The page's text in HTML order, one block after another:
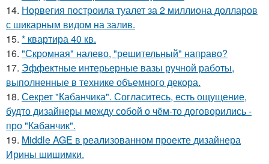
14. Норвегия построила туалет за 2 миллиона долларов
с шикарным видом на залив.
15. * квартира 40 кв.
16. "Скромная" налево, "решительный" направо?
17. Эффектные интерьерные вазы ручной работы,
выполненные в технике объемного декора.
18. Секрет "Кабанчика". Согласитесь, есть ощущение,
будто дизайнеры между собой о чём-то договорились -
про "Кабанчик".
19. Middle AGE в реализованном проекте дизайнера
Ирины шишимки.